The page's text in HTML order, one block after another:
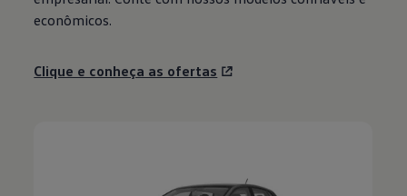
econômicos.
Clique e conheça as ofertas